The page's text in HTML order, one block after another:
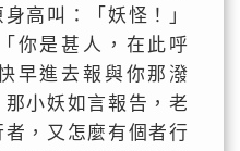
高叫：「妖怪！」
你是甚人，在此呼
早進去報與你那潑
小妖如言報告，老
，又怎麼有個者行